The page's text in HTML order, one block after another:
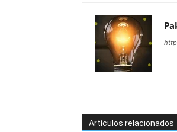
Artículos relacionados